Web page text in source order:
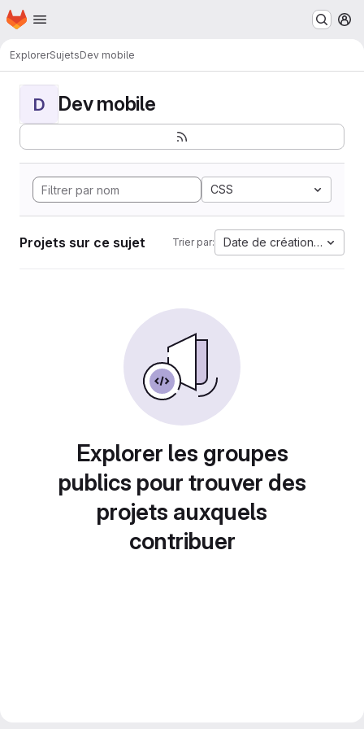
Passer au contenu principal
Page d'accueil
ExplorerSujetsDev mobile
D Dev mobile
CSS
Projets sur ce sujet Trier par: Date de création la plus
Explorer les groupes
publics pour trouver des
projets auxquels
contribuer